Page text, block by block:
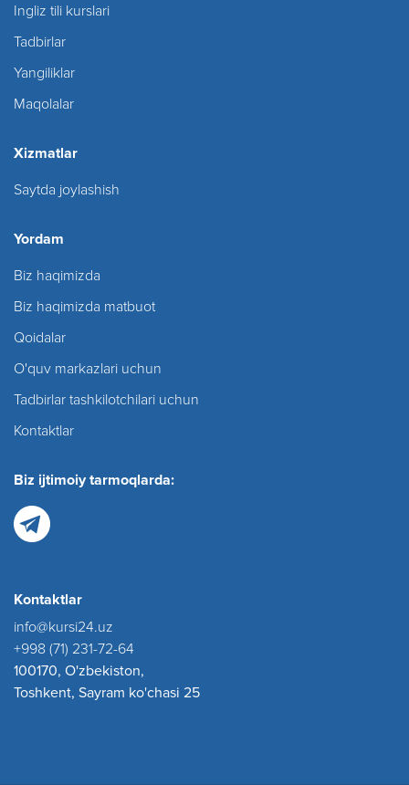
Ingliz tili kurslari
Tadbirlar
Yangiliklar
Maqolalar
Xizmatlar
Saytda joylashish
Yordam
Biz haqimizda
Biz haqimizda matbuot
Qoidalar
O'quv markazlari uchun
Tadbirlar tashkilotchilari uchun
Kontaktlar
Biz ijtimoiy tarmoqlarda:
Kontaktlar
info@kursi24.uz
+998 (71) 231-72-64
100170, O'zbekiston,
Toshkent, Sayram ko'chasi 25